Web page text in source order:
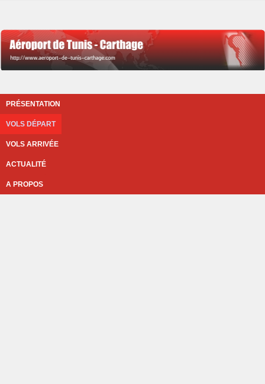
PRÉSENTATION
VOLS DÉPART
VOLS ARRIVÉE
ACTUALITÉ
A PROPOS